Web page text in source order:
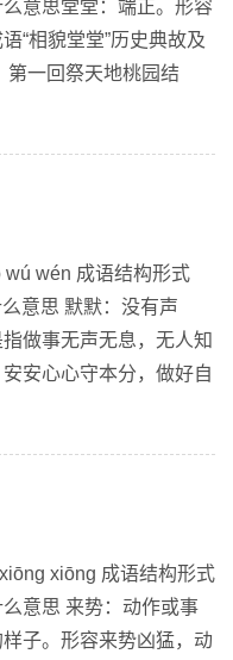
意思堂堂：端正。形容
“相貌堂堂”历史典故及
第一回祭天地桃园结
wú wén 成语结构形式
意思 默默：没有声
做事无声无息，无人知
安心心守本分，做好自
xiōng 成语结构形式
意思 来势：动作或事
子。形容来势凶猛，动